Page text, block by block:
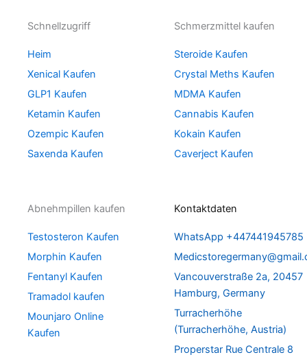
Schnellzugriff
Heim
Xenical Kaufen
GLP1 Kaufen
Ketamin Kaufen
Ozempic Kaufen
Saxenda Kaufen
Schmerzmittel kaufen
Steroide Kaufen
Crystal Meths Kaufen
MDMA Kaufen
Cannabis Kaufen
Kokain Kaufen
Caverject Kaufen
Abnehmpillen kaufen
Testosteron Kaufen
Morphin Kaufen
Fentanyl Kaufen
Tramadol kaufen
Mounjaro Online
Kaufen
Kontaktdaten
WhatsApp +447441945785
Vancouverstraße 2a, 20457
Hamburg, Germany
Turracherhöhe
(Turracherhöhe, Austria)
Properstar Rue Centrale 8